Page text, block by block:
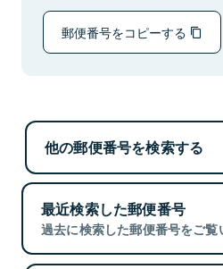
郵便番号をコピーする
他の郵便番号を検索する
最近検索した郵便番号
過去に検索した郵便番号をご覧